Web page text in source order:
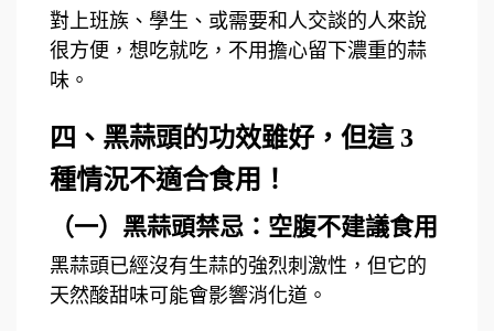
對上班族、學生、或需要和人交談的人來說
很方便，想吃就吃，不用擔心留下濃重的蒜
味。
四、黑蒜頭的功效雖好，但這 3
種情況不適合食用！
（一）黑蒜頭禁忌：空腹不建議食用
黑蒜頭已經沒有生蒜的強烈刺激性，但它的
天然酸甜味可能會影響消化道。